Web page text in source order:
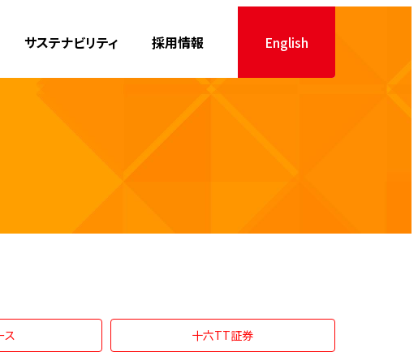
サステナビリティ 採用情報 English
ス 十六TT証券